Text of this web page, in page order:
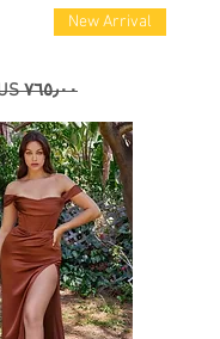
New Arrival
سعر عادي